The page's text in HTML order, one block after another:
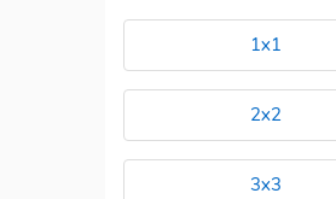
1x1
2x2
3x3